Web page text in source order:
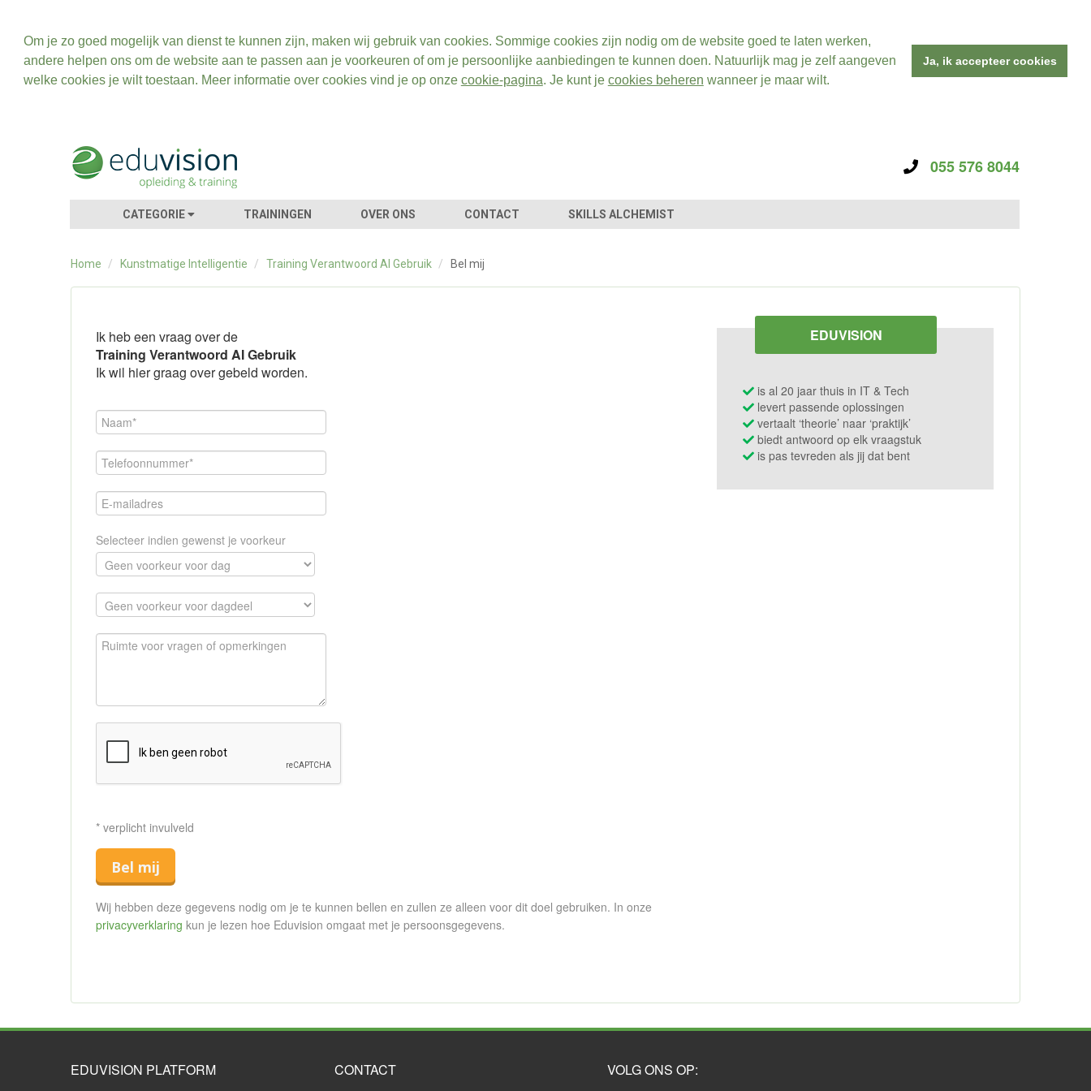
Om je zo goed mogelijk van dienst te kunnen zijn, maken wij gebruik van cookies. Sommige cookies zijn nodig om de website goed te laten werken,
andere helpen ons om de website aan te passen aan je voorkeuren of om je persoonlijke aanbiedingen te kunnen doen. Natuurlijk mag je zelf aangeven
welke cookies je wilt toestaan. Meer informatie over cookies vind je op onze cookie-pagina. Je kunt je cookies beheren wanneer je maar wilt.
Ja, ik accepteer cookies
055 576 8044
CATEGORIE TRAININGEN OVER ONS CONTACT SKILLS ALCHEMIST
Home / Kunstmatige Intelligentie / Training Verantwoord AI Gebruik / Bel mij
Ik heb een vraag over de
Training Verantwoord AI Gebruik
Ik wil hier graag over gebeld worden.
Selecteer indien gewenst je voorkeur
* verplicht invulveld
Bel mij
Wij hebben deze gegevens nodig om je te kunnen bellen en zullen ze alleen voor dit doel gebruiken. In onze
privacyverklaring kun je lezen hoe Eduvision omgaat met je persoonsgegevens.
EDUVISION
is al 20 jaar thuis in IT & Tech
levert passende oplossingen
vertaalt ‘theorie’ naar ‘praktijk’
biedt antwoord op elk vraagstuk
is pas tevreden als jij dat bent
EDUVISION PLATFORM CONTACT VOLG ONS OP: